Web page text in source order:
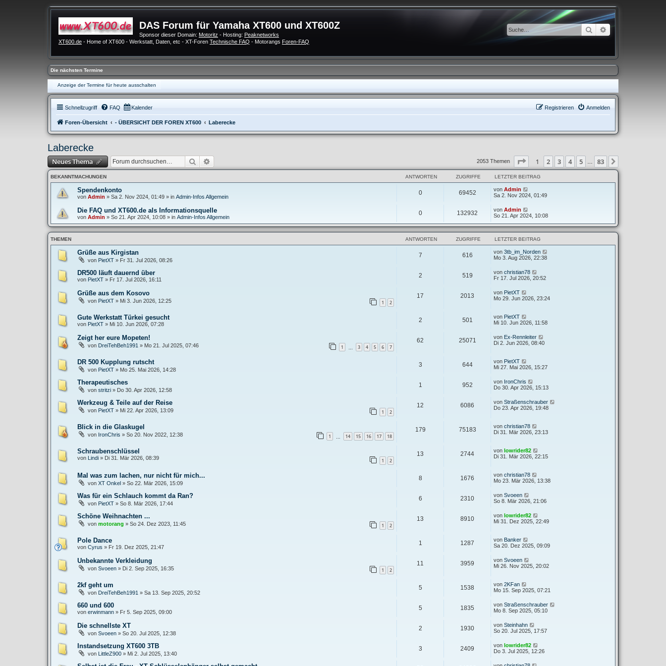
DAS Forum für Yamaha XT600 und XT600Z
Sponsor dieser Domain: Motoritz - Hosting: Peaknetworks
XT600.de - Home of XT600 - Werkstatt, Daten, etc - XT-Foren Technische FAQ - Motorangs Foren-FAQ
Suche Erweiterte Suche
Die nächsten Termine
Anzeige der Termine für heute ausschalten
Schnellzugriff FAQ Kalender Anmelden
Registrieren
Foren-Übersicht - ÜBERSICHT DER FOREN XT600 Laberecke
Laberecke
Neues Thema Suche 2053 Themen Seite von83
1 2 3 4 5 83
BEKANNTMACHUNGEN ANTWORTEN ZUGRIFFE LETZTER BEITRAG
Spendenkonto
von Admin » Sa 2. Nov 2024, 01:49 » in Admin-Infos Allgemein
0 69452 von Admin
Sa 2. Nov 2024, 01:49
Die FAQ und XT600.de als Informationsquelle
von Admin » So 21. Apr 2024, 10:08 » in Admin-Infos Allgemein
0 132932 von Admin
So 21. Apr 2024, 10:08
THEMEN ANTWORTEN ZUGRIFFE LETZTER BEITRAG
Grüße aus Kirgistan
von PietXT » Fr 31. Jul 2026, 08:26
7 616 von 3tb_im_Norden
Mo 3. Aug 2026, 22:38
DR500 läuft dauernd über
von PietXT » Fr 17. Jul 2026, 16:11
2 519 von christian78
Fr 17. Jul 2026, 20:52
Grüße aus dem Kosovo
von PietXT » Mi 3. Jun 2026, 12:25 1 2
17 2013 von PietXT
Mo 29. Jun 2026, 23:24
Gute Werkstatt Türkei gesucht
von PietXT » Mi 10. Jun 2026, 07:28
2 501 von PietXT
Mi 10. Jun 2026, 11:58
Zeigt her eure Mopeten!
von DreiTehBeh1991 » Mo 21. Jul 2025, 07:46 1 3 4 5 6 7
62 25071 von Ex-Rennleiter
Di 2. Jun 2026, 08:40
DR 500 Kupplung rutscht
von PietXT » Mo 25. Mai 2026, 14:28
3 644 von PietXT
Mi 27. Mai 2026, 15:27
Therapeutisches
von stritzi » Do 30. Apr 2026, 12:58
1 952 von IronChris
Do 30. Apr 2026, 15:13
Werkzeug & Teile auf der Reise
von PietXT » Mi 22. Apr 2026, 13:09 1 2
12 6086 von Straßenschrauber
Do 23. Apr 2026, 19:48
Blick in die Glaskugel
von IronChris » So 20. Nov 2022, 12:38 1 14 15 16 17 18
179 75183 von christian78
Di 31. Mär 2026, 23:13
Schraubenschlüssel
von Lindi » Di 31. Mär 2026, 08:39 1 2
13 2744 von lowrider82
Di 31. Mär 2026, 22:15
Mal was zum lachen, nur nicht für mich...
von XT Onkel » So 22. Mär 2026, 15:09
8 1676 von christian78
Mo 23. Mär 2026, 13:38
Was für ein Schlauch kommt da Ran?
von PietXT » So 8. Mär 2026, 17:44
6 2310 von Svoeen
So 8. Mär 2026, 21:06
Schöne Weihnachten ...
von motorang » So 24. Dez 2023, 11:45 1 2
13 8910 von lowrider82
Mi 31. Dez 2025, 22:49
Pole Dance
von Cyrus » Fr 19. Dez 2025, 21:47
1 1287 von Banker
Sa 20. Dez 2025, 09:09
Unbekannte Verkleidung
von Svoeen » Di 2. Sep 2025, 16:35 1 2
11 3959 von Svoeen
Mi 26. Nov 2025, 20:02
2kf geht um
von DreiTehBeh1991 » Sa 13. Sep 2025, 20:52
5 1538 von 2KFan
Mo 15. Sep 2025, 07:21
660 und 600
von erwinmann » Fr 5. Sep 2025, 09:00
5 1835 von Straßenschrauber
Mo 8. Sep 2025, 05:10
Die schnellste XT
von Svoeen » So 20. Jul 2025, 12:38
2 1930 von Steinhahn
So 20. Jul 2025, 17:57
Instandsetzung XT600 3TB
von LittleZ900 » Mi 2. Jul 2025, 13:40
3 2409 von lowrider82
Do 3. Jul 2025, 12:26